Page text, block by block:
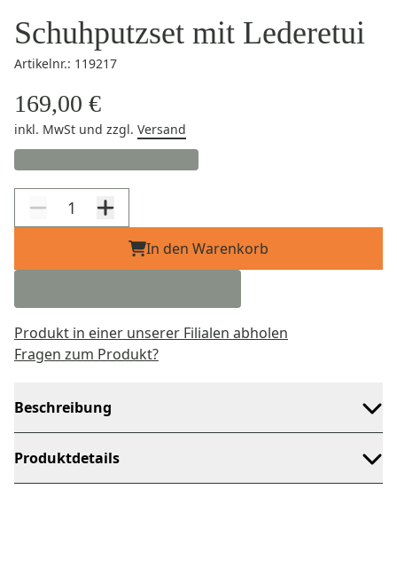
Schuhputzset mit Lederetui
Artikelnr.: 119217
169,00 €
inkl. MwSt und zzgl. Versand
In den Warenkorb
Produkt in einer unserer Filialen abholen
Fragen zum Produkt?
Beschreibung
Produktdetails